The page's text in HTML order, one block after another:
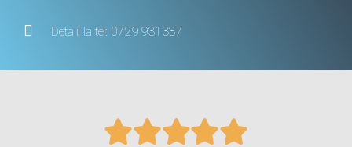
Detalii la tel: 0729 931337
